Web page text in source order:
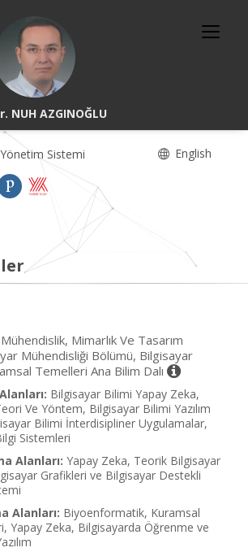
NUH AZGINOĞLU
Sistemi English
Mühendislik, Mimarlık Ve Tasarım
Mühendisliği Bölümü, Bilgisayar
Temelleri Ana Bilim Dalı
Bilgisayar Bilimi Yapay Zeka,
Ve Yöntem, Bilgisayar Bilimi Yazılım
Bilimi İnterdisipliner Uygulamalar,
Sistemleri
Alanları: Yapay Zeka, Teorik Bilgisayar
Grafikleri ve Bilgisayar Destekli
Alanları: Biyoenformatik, Kuramsal
Yapay Zeka, Bilgisayarda Öğrenme ve